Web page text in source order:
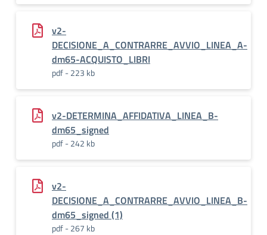
v2-
DECISIONE_A_CONTRARRE_AVVIO_LINEA_A-
dm65-ACQUISTO_LIBRI
pdf - 223 kb
v2-DETERMINA_AFFIDATIVA_LINEA_B-
dm65_signed
pdf - 242 kb
v2-
DECISIONE_A_CONTRARRE_AVVIO_LINEA_B-
dm65_signed (1)
pdf - 267 kb